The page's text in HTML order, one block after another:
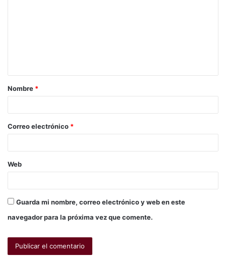
Nombre *
Correo electrónico *
Web
Guarda mi nombre, correo electrónico y web en este
navegador para la próxima vez que comente.